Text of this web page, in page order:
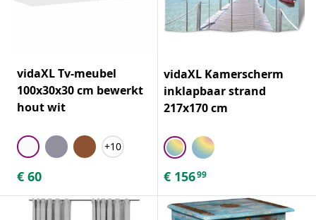
vidaXL Tv-meubel
100x30x30 cm bewerkt
hout wit
+10
€ 60
vidaXL Kamerscherm
inklapbaar strand
217x170 cm
€ 15699